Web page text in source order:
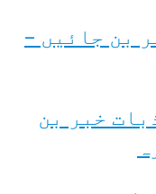
بن جائیں –
خبر بن